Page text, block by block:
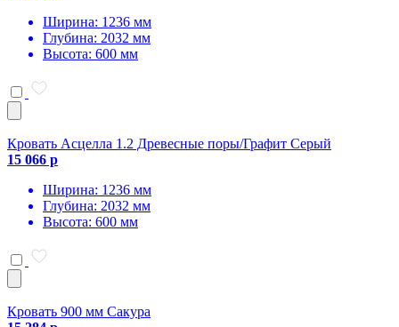
Ширина: 1236 мм
Глубина: 2032 мм
Высота: 600 мм
Кровать Асцелла 1.2 Древесные поры/Графит Серый
15 066 р
Ширина: 1236 мм
Глубина: 2032 мм
Высота: 600 мм
Кровать 900 мм Сакура